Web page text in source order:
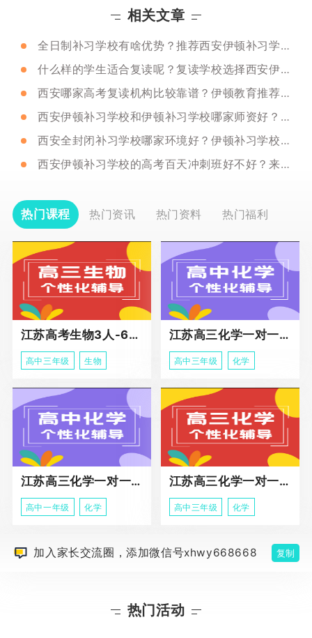
相关文章
全日制补习学校有啥优势？推荐西安伊顿补习学校吗？
什么样的学生适合复读呢？复读学校选择西安伊顿补习学校吗？
西安哪家高考复读机构比较靠谱？伊顿教育推荐吗？
西安伊顿补习学校和伊顿补习学校哪家师资好？对比详情来了！
西安全封闭补习学校哪家环境好？伊顿补习学校优质校区介绍！
西安伊顿补习学校的高考百天冲刺班好不好？来看看学生怎么说？
热门课程 热门资讯 热门资料 热门福利
江苏高考生物3人-6人小班助力课程
高中三年级 生物
江苏高三化学一对一个性化冲刺辅导
高中三年级 化学
江苏高三化学一对一个性化辅导
高中一年级 化学
江苏高三化学一对一冲刺辅导课程
高中三年级 化学
加入家长交流圈，添加微信号xhwy668668 复制
热门活动